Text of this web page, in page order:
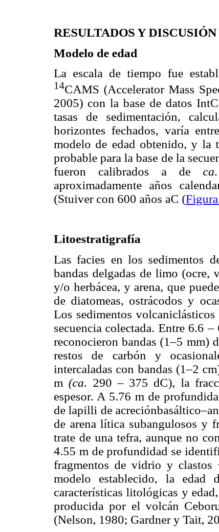
RESULTADOS Y DISCUSIÓN
Modelo de edad
La escala de tiempo fue
14CAMS (Accelerator Mass
2005) con la base de datos
tasas de sedimentación,
horizontes fechados, varía
modelo de edad obtenido, y la
probable para la base de la
fueron calibrados a de
aproximadamente años
(Stuiver con 600 años aC (
Litoestratigrafía
Las facies en los sedimentos
bandas delgadas de limo (ocre,
y/o herbácea, y arena, que
de diatomeas, ostrácodos y
Los sedimentos
secuencia colectada. Entre 6.6
reconocieron bandas (1–5 mm)
restos de carbón y
intercaladas con bandas (1–2
m(ca. 290 – 375 dC), la
espesor. A 5.76 m de
de lapilli de
de arena lítica subangulosos y
trate de una tefra, aunque no
4.55 m de profundidad se
fragmentos de vidrio y
modelo establecido, la
características litológicas y
producida por el volcán
(Nelson, 1980; Gardner y Tait,